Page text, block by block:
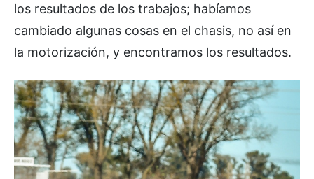
los resultados de los trabajos; habíamos
cambiado algunas cosas en el chasis, no así en
la motorización, y encontramos los resultados.